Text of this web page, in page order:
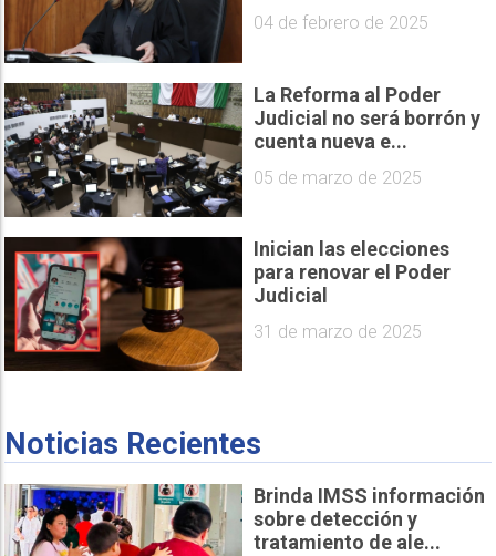
04 de febrero de 2025
La Reforma al Poder
Judicial no será borrón y
cuenta nueva e...
05 de marzo de 2025
Inician las elecciones
para renovar el Poder
Judicial
31 de marzo de 2025
Noticias Recientes
Brinda IMSS información
sobre detección y
tratamiento de ale...